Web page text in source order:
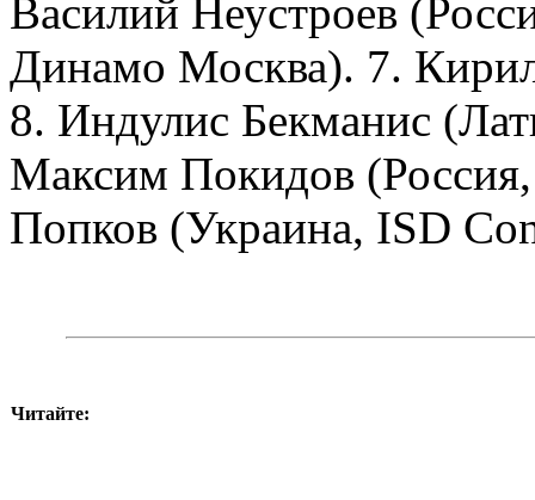
Василий Неустроев
Динамо Москва). 7.
8. Индулис Бекманис
Максим Покидов
Попков (Украина, ISD
Читайте: